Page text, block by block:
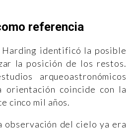
referencia
identificó la posible
la posición de los restos.
arqueoastronómicos
orientación coincide con la
cinco mil años.
observación del cielo ya era